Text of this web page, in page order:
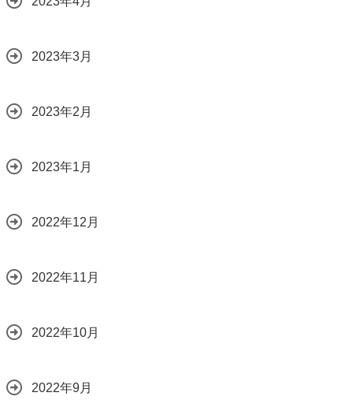
2023年3月
2023年2月
2023年1月
2022年12月
2022年11月
2022年10月
2022年9月